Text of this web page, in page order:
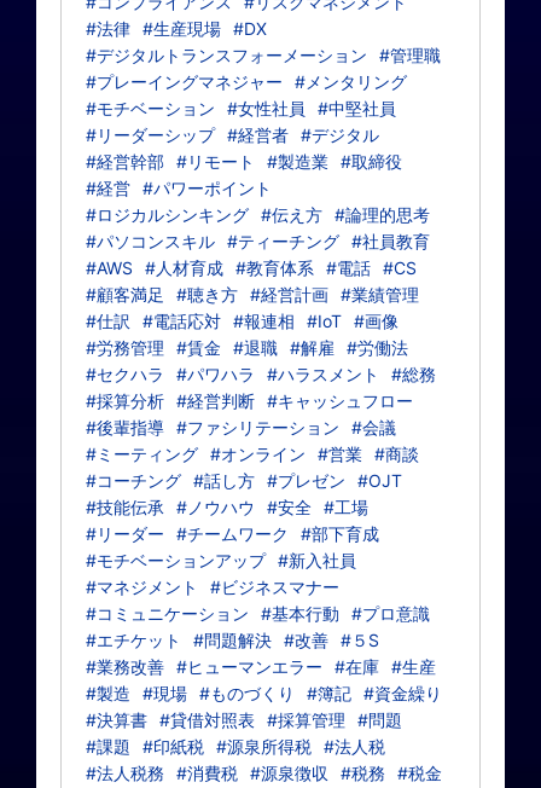
#法律 #生産現場 #DX
#デジタルトランスフォーメーション
#管理職
#プレーイングマネジャー
#メンタリング
#モチベーション
#女性社員
#中堅社員
#リーダーシップ #経営者 #デジタル
#経営幹部 #リモート #製造業 #取締役
#経営 #パワーポイント
#ロジカルシンキング #伝え方 #論理的思考
#パソコンスキル #ティーチング #社員教育
#AWS
#人材育成 #教育体系 #電話 #CS
#顧客満足
#聴き方 #経営計画 #業績管理
#仕訳
#電話応対 #報連相 #IoT #画像
#労務管理
#賃金 #退職 #解雇
#労働法
#セクハラ
#パワハラ #ハラスメント
#総務
#採算分析 #経営判断 #キャッシュフロー
#後輩指導 #ファシリテーション
#会議
#ミーティング #オンライン #営業 #商談
#コーチング #話し方 #プレゼン
#OJT
#技能伝承
#ノウハウ #安全 #工場
#リーダー
#チームワーク
#部下育成
#モチベーションアップ #新入社員
#マネジメント
#ビジネスマナー
#コミュニケーション
#基本行動
#プロ意識
#エチケット
#問題解決 #改善 #５S
#業務改善 #ヒューマンエラー #在庫 #生産
#製造
#現場 #ものづくり #簿記 #資金繰り
#決算書 #貸借対照表 #採算管理
#問題
#課題
#印紙税 #源泉所得税 #法人税
#法人税務
#消費税 #源泉徴収 #税務
#税金